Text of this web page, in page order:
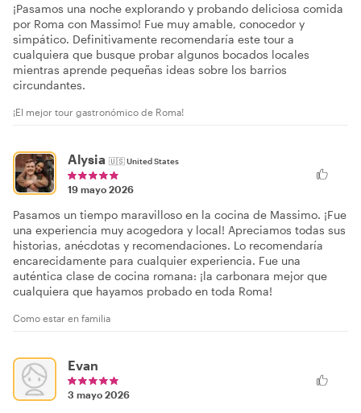
¡Pasamos una noche explorando y probando deliciosa comida
por Roma con Massimo! Fue muy amable, conocedor y
simpático. Definitivamente recomendaría este tour a
cualquiera que busque probar algunos bocados locales
mientras aprende pequeñas ideas sobre los barrios
circundantes.
¡El mejor tour gastronómico de Roma!
Alysia 🇺🇸United States
19 mayo 2026
Pasamos un tiempo maravilloso en la cocina de Massimo. ¡Fue
una experiencia muy acogedora y local! Apreciamos todas sus
historias, anécdotas y recomendaciones. Lo recomendaría
encarecidamente para cualquier experiencia. Fue una
auténtica clase de cocina romana: ¡la carbonara mejor que
cualquiera que hayamos probado en toda Roma!
Como estar en familia
Evan
3 mayo 2026